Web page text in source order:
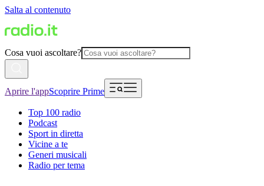
Salta al contenuto
Cosa vuoi ascoltare?
Aprire l'appScoprire Prime
Top 100 radio
Podcast
Sport in diretta
Vicine a te
Generi musicali
Radio per tema